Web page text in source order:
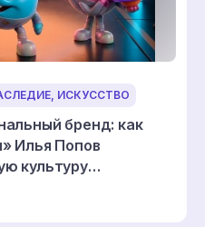
ИСКУССТВО
бренд: как
Илья Попов
культуру